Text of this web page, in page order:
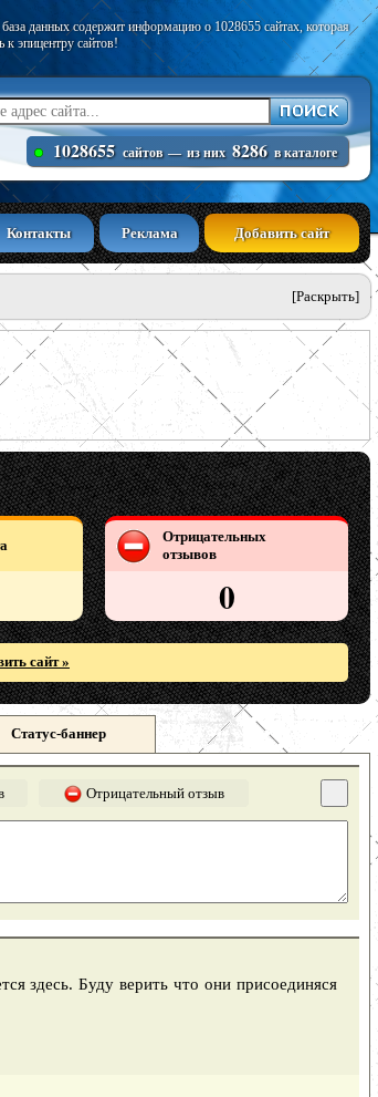
данных содержит информацию о 1028655 сайтах, которая
к эпицентру сайтов!
1028655 сайтов — из них 8286 в каталоге
Контакты Реклама Добавить сайт
[Раскрыть]
Отрицательных
отзывов
0
сайт »
Статус-баннер
Отрицательный отзыв
здесь. Буду верить что они присоединяся